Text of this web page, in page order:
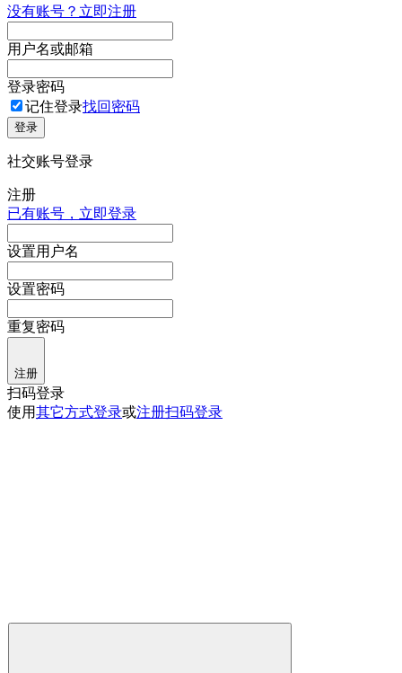
没有账号？立即注册
用户名或邮箱
登录密码
记住登录找回密码
登录
社交账号登录
注册
已有账号，立即登录
设置用户名
设置密码
重复密码
注册
扫码登录
使用其它方式登录或注册扫码登录